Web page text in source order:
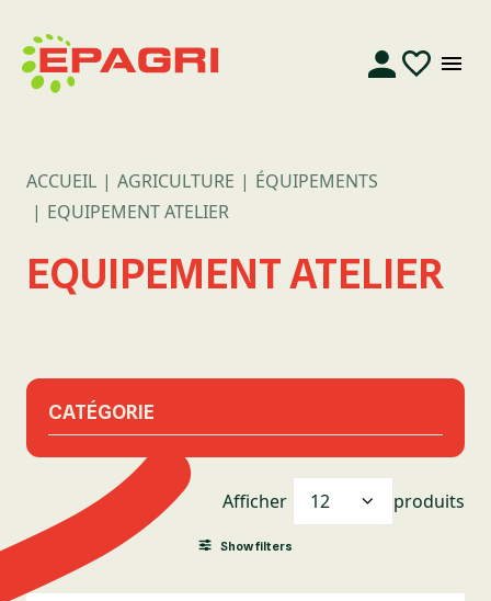
ACCUEIL AGRICULTURE
ÉQUIPEMENTS
EQUIPEMENT ATELIER
EQUIPEMENT ATELIER
CATÉGORIE
Afficher produits
Show filters